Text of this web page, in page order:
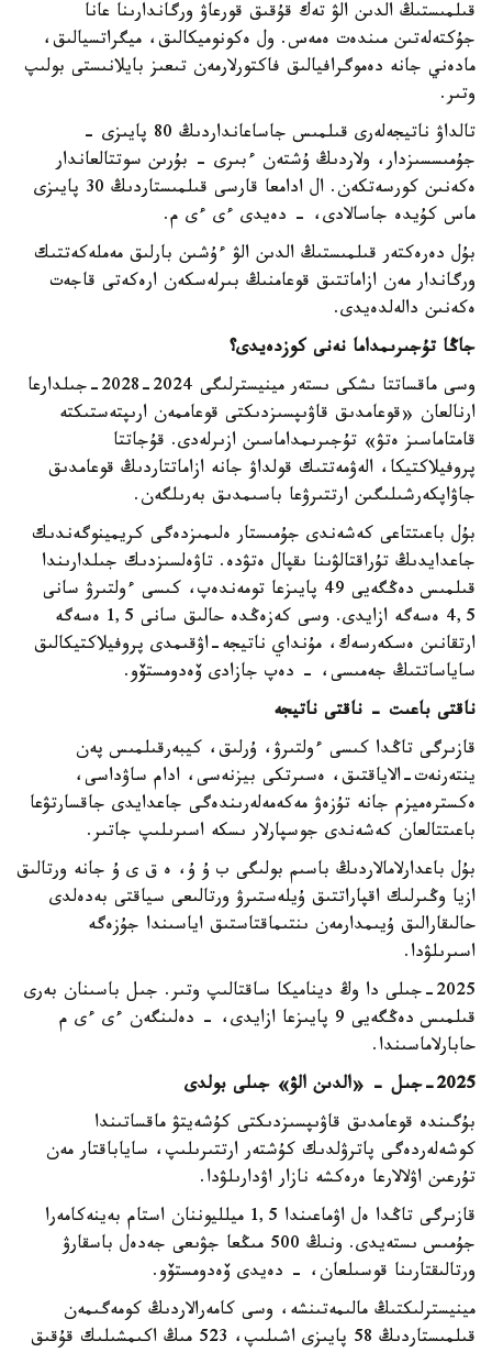
قىلمىستىڭ الدىن الۋ تەك قۇقىق قورعاۋ ورگاندارىنا عانا
جۇكتەلەتىن مىندەت ەمەس. ول ەكونوميكالىق، ميگراتسيالىق،
مادەني جانە دەموگرافيالىق فاكتورلارمەن تىعىز بايلانىستى بولىپ
وتىر.
تالداۋ ناتيجەلەرى قىلمىس جاساعانداردىڭ 80 پايىزى -
جۇمىسسىزدار، ولاردىڭ ۇشتەن ءبىرى - بۇرىن سوتتالعاندار
ەكەنىن كورسەتكەن. ال ادامعا قارسى قىلمىستاردىڭ 30 پايىزى
ماس كۇيدە جاسالادى، - دەيدى ءى ءى م.
بۇل دەرەكتەر قىلمىستىڭ الدىن الۋ ءۇشىن بارلىق مەملەكەتتىك
ورگاندار مەن ازاماتتىق قوعامنىڭ بىرلەسكەن ارەكەتى قاجەت
ەكەنىن دالەلدەيدى.
جاڭا تۇجىرىمداما نەنى كوزدەيدى؟
وسى ماقساتتا ىشكى ىستەر مينيسترلىگى 2024-2028-جىلدارعا
ارنالعان «قوعامدىق قاۋىپسىزدىكتى قوعاممەن ارىپتەستىكتە
قامتاماسىز ەتۋ» تۇجىرىمداماسىن ازىرلەدى. قۇجاتتا
پروفيلاكتيكا، الەۋمەتتىك قولداۋ جانە ازاماتتاردىڭ قوعامدىق
جاۋاپكەرشىلىگىن ارتتىرۋعا باسىمدىق بەرىلگەن.
بۇل باعىتتاعى كەشەندى جۇمىستار ەلىمىزدەگى كريمينوگەندىك
جاعدايدىڭ تۇراقتالۋىنا ىقپال ەتۋدە. تاۋەلسىزدىك جىلدارىندا
قىلمىس دەڭگەيى 49 پايىزعا تومەندەپ، كىسى ءولتىرۋ سانى
4,5 ەسەگە ازايدى. وسى كەزەڭدە حالىق سانى 1,5 ەسەگە
ارتقانىن ەسكەرسەك، مۇنداي ناتيجە-اۋقىمدى پروفيلاكتيكالىق
ساياساتتىڭ جەمىسى، - دەپ جازادى ۆەدومستۆو.
ناقتى باعىت - ناقتى ناتيجە
قازىرگى تاڭدا كىسى ءولتىرۋ، ۇرلىق، كيبەرقىلمىس پەن
ينتەرنەت-الاياقتىق، ەسىرتكى بيزنەسى، ادام ساۋداسى،
ەكسترەميزم جانە تۇزەۋ مەكەمەلەرىندەگى جاعدايدى جاقسارتۋعا
باعىتتالعان كەشەندى جوسپارلار ىسكە اسىرىلىپ جاتىر.
بۇل باعدارلامالاردىڭ باسىم بولىگى ب ۇ ۇ، ە ق ى ۇ جانە ورتالىق
ازيا وڭىرلىك اقپاراتتىق ۇيلەستىرۋ ورتالىعى سياقتى بەدەلدى
حالىقارالىق ۇيىمدارمەن ىنتىماقتاستىق اياسىندا جۇزەگە
اسىرىلۋدا.
2025-جىلى دا وڭ ديناميكا ساقتالىپ وتىر. جىل باسىنان بەرى
قىلمىس دەڭگەيى 9 پايىزعا ازايدى، - دەلىنگەن ءى ءى م
حابارلاماسىندا.
2025-جىل - «الدىن الۋ» جىلى بولدى
بۇگىندە قوعامدىق قاۋىپسىزدىكتى كۇشەيتۋ ماقساتىندا
كوشەلەردەگى پاترۋلدىك كۇشتەر ارتتىرىلىپ، ساياباقتار مەن
تۇرعىن اۋلالارعا ەرەكشە نازار اۋدارىلۋدا.
قازىرگى تاڭدا ەل اۋماعىندا 1,5 ميلليوننان استام بەينەكامەرا
جۇمىس ىستەيدى. ونىڭ 500 مىڭعا جۋىعى جەدەل باسقارۋ
ورتالىقتارىنا قوسىلعان، - دەيدى ۆەدومستۆو.
مينيسترلىكتىڭ مالىمەتىنشە، وسى كامەرالاردىڭ كومەگىمەن
قىلمىستاردىڭ 58 پايىزى اشىلىپ، 523 مىڭ اكىمشىلىك قۇقىق